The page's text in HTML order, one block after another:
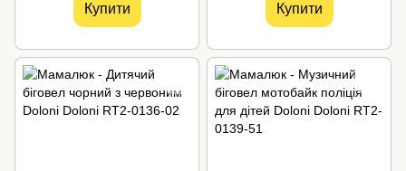
Купити Купити